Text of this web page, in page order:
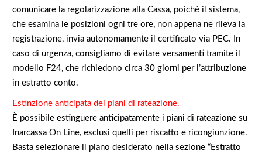
comunicare la regolarizzazione alla Cassa, poiché il sistema,
che esamina le posizioni ogni tre ore, non appena ne rileva la
registrazione, invia autonomamente il certificato via PEC. In
caso di urgenza, consigliamo di evitare versamenti tramite il
modello F24, che richiedono circa 30 giorni per l’attribuzione
in estratto conto.
Estinzione anticipata dei piani di rateazione.
È possibile estinguere anticipatamente i piani di rateazione su
Inarcassa On Line, esclusi quelli per riscatto e ricongiunzione.
Basta selezionare il piano desiderato nella sezione “Estratto